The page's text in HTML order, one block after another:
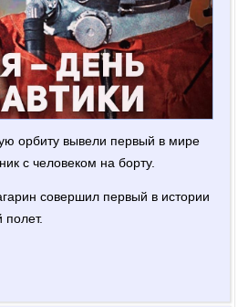
орбиту вывели первый в мире
с человеком на борту.
совершил первый в истории
полет.